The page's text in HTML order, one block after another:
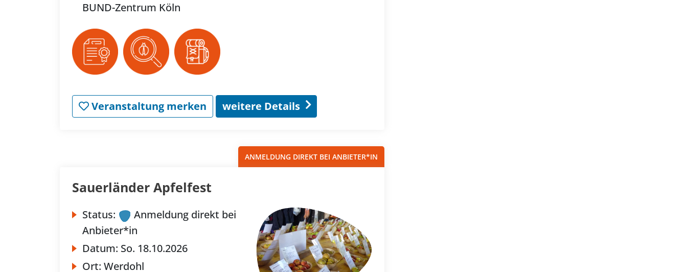
BUND-Zentrum Köln
Veranstaltung merken weitere Details
ANMELDUNG DIREKT BEI ANBIETER*IN
Sauerländer Apfelfest
Status:
Anmeldung direkt bei
Anbieter*in
Datum: So. 18.10.2026
Ort: Werdohl